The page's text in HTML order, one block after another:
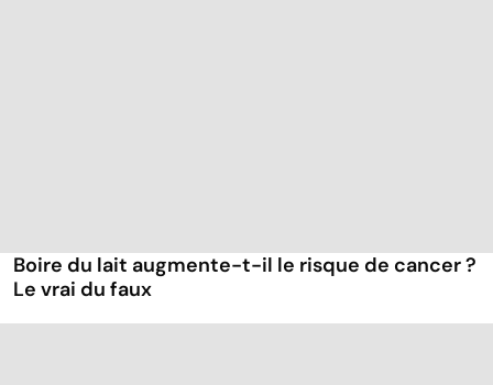
Boire du lait augmente-t-il le risque de cancer ?
Le vrai du faux